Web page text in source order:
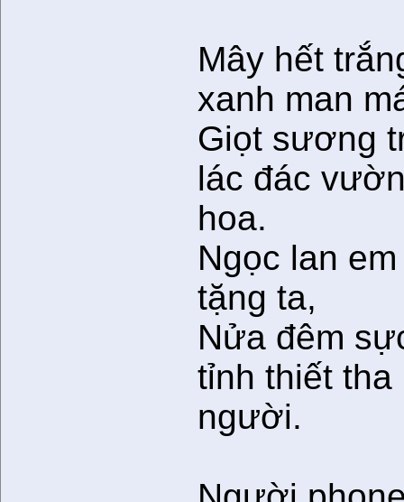
Mây hết
xanh man
Giọt sương
lác đác
hoa.
Ngọc lan
tặng ta,
Nửa đêm
tỉnh thiết tha
người.